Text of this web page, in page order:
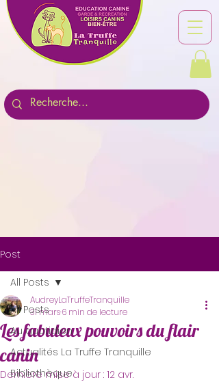
Post
All Posts
Au quotidien
Actualités La Truffe Tranquille
Bibliothèque
All Posts
Les fabuleux pouvoirs du flair
canin
AudreyLaTruffeTranquille
31 mars6 min de lecture
Dernière mise à jour : 12 avr.